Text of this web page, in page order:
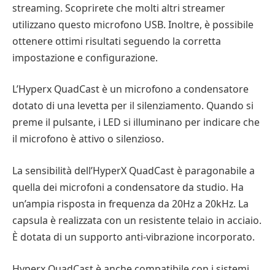
streaming. Scoprirete che molti altri streamer
utilizzano questo microfono USB. Inoltre, è possibile
ottenere ottimi risultati seguendo la corretta
impostazione e configurazione.
L’Hyperx QuadCast è un microfono a condensatore
dotato di una levetta per il silenziamento. Quando si
preme il pulsante, i LED si illuminano per indicare che
il microfono è attivo o silenzioso.
La sensibilità dell’HyperX QuadCast è paragonabile a
quella dei microfoni a condensatore da studio. Ha
un’ampia risposta in frequenza da 20Hz a 20kHz. La
capsula è realizzata con un resistente telaio in acciaio.
È dotata di un supporto anti-vibrazione incorporato.